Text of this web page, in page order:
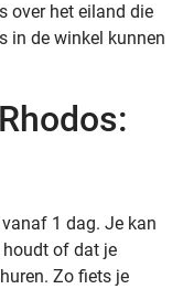
over het eiland die
in de winkel kunnen
1 dag. Je kan
houdt of dat je
Zo fiets je